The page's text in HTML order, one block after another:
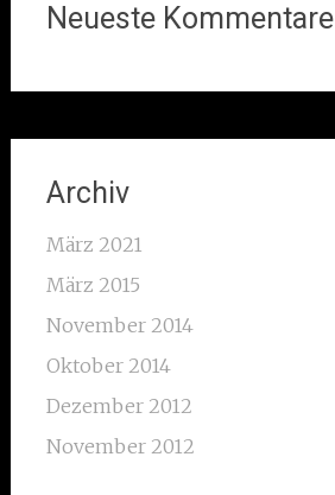
Neueste Kommentare
Archiv
März 2021
März 2015
November 2014
Oktober 2014
Dezember 2012
November 2012